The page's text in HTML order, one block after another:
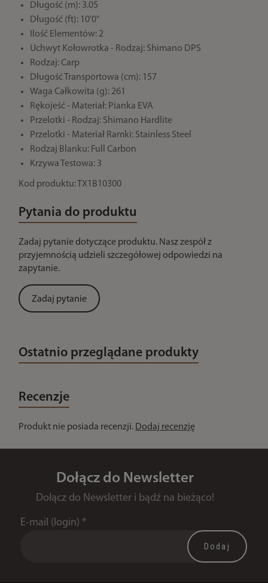
Długość (m): 3.05
Długość (ft): 10'0"
Ilość Elementów: 2
Uchwyt Kołowrotka - Rodzaj: Shimano DPS
Rodzaj: Carp
Długość Transportowa (cm): 157
Waga Całkowita (g): 261
Rękojeść - Materiał: Pianka EVA
Przelotki - Rodzaj: Shimano Hardlite
Przelotki - Materiał Ramki: Stainless Steel
Rodzaj Blanku: Full Carbon
Krzywa Testowa: 3
Kod produktu: TX1B10300
Pytania do produktu
Zadaj pytanie dotyczące produktu. Nasz zespół z
przyjemnością udzieli szczegółowej odpowiedzi na
zapytanie.
Zadaj pytanie
Ostatnio przeglądane produkty
Recenzje
Produkt nie posiada recenzji. Dodaj recenzję
Dołącz do Newsletter
Dołącz do Newsletter i bądź na bieżąco!
E-mail (login) *